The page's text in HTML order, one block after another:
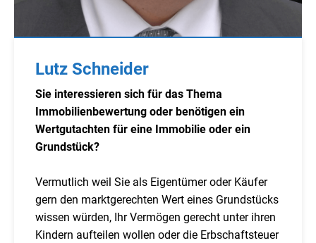
Lutz Schneider
Sie interessieren sich für das Thema
Immobilienbewertung oder benötigen ein
Wertgutachten für eine Immobilie oder ein
Grundstück?
Vermutlich weil Sie als Eigentümer oder Käufer
gern den marktgerechten Wert eines Grundstücks
wissen würden, Ihr Vermögen gerecht unter ihren
Kindern aufteilen wollen oder die Erbschaftsteuer